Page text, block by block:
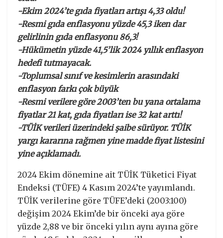
-Ekim 2024’te gıda fiyatları artışı 4,33 oldu!
-Resmi gıda enflasyonu yüzde 45,3 iken dar
gelirlinin gıda enflasyonu 86,3!
-Hükümetin yüzde 41,5’lik 2024 yıllık enflasyon
hedefi tutmayacak.
-Toplumsal sınıf ve kesimlerin arasındaki
enflasyon farkı çok büyük
-Resmi verilere göre 2003’ten bu yana ortalama
fiyatlar 21 kat, gıda fiyatları ise 32 kat arttı!
-TÜİK verileri üzerindeki şaibe sürüyor. TÜİK
yargı kararına rağmen yine madde fiyat listesini
yine açıklamadı.
2024 Ekim dönemine ait TÜİK Tüketici Fiyat
Endeksi (TÜFE) 4 Kasım 2024’te yayımlandı.
TÜİK verilerine göre TÜFE’deki (2003:100)
değişim 2024 Ekim’de bir önceki aya göre
yüzde 2,88 ve bir önceki yılın aynı ayına göre